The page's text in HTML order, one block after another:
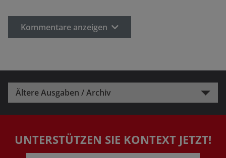
Kommentare anzeigen
Ältere Ausgaben / Archiv
UNTERSTÜTZEN SIE KONTEXT JETZT!